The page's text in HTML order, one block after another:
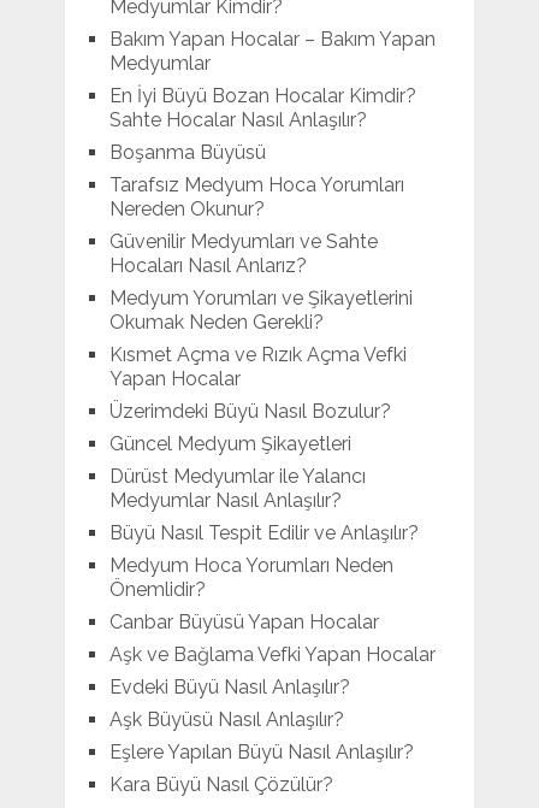
Medyumlar Kimdir?
Bakım Yapan Hocalar – Bakım Yapan
Medyumlar
En İyi Büyü Bozan Hocalar Kimdir?
Sahte Hocalar Nasıl Anlaşılır?
Boşanma Büyüsü
Tarafsız Medyum Hoca Yorumları
Nereden Okunur?
Güvenilir Medyumları ve Sahte
Hocaları Nasıl Anlarız?
Medyum Yorumları ve Şikayetlerini
Okumak Neden Gerekli?
Kısmet Açma ve Rızık Açma Vefki
Yapan Hocalar
Üzerimdeki Büyü Nasıl Bozulur?
Güncel Medyum Şikayetleri
Dürüst Medyumlar ile Yalancı
Medyumlar Nasıl Anlaşılır?
Büyü Nasıl Tespit Edilir ve Anlaşılır?
Medyum Hoca Yorumları Neden
Önemlidir?
Canbar Büyüsü Yapan Hocalar
Aşk ve Bağlama Vefki Yapan Hocalar
Evdeki Büyü Nasıl Anlaşılır?
Aşk Büyüsü Nasıl Anlaşılır?
Eşlere Yapılan Büyü Nasıl Anlaşılır?
Kara Büyü Nasıl Çözülür?